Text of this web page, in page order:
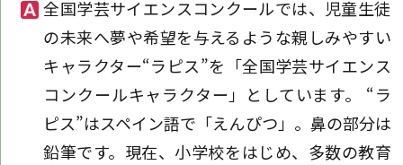
全国学芸サイエンスコンクールでは、児童生徒
の未来へ夢や希望を与えるような親しみやすい
キャラクター“ラピス”を「全国学芸サイエンス
コンクールキャラクター」としています。 “ラ
ピス”はスペイン語で「えんぴつ」。鼻の部分は
鉛筆です。現在、小学校をはじめ、多数の教育